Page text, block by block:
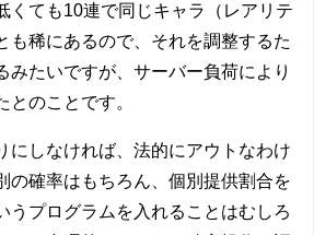
くても10連で同じキャラ（レアリテ
も稀にあるので、それを調整するた
みたいですが、サーバー負荷により
とのことです。
にしなければ、法的にアウトなわけ
の確率はもちろん、個別提供割合を
うプログラムを入れることはむしろ